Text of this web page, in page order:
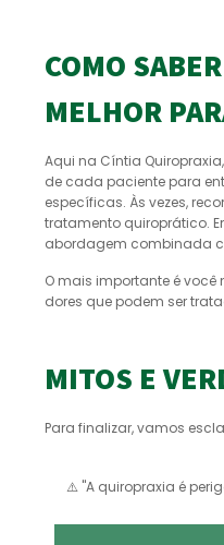
COMO
MELHOR
Aqui na Cíntia
de cada paciente para
específicas. Às vezes,
tratamento quiroprático.
abordagem combinada
O mais importante é
dores que podem ser
MITOS E
Para finalizar, vamos
⚠️ "A quiropraxia é